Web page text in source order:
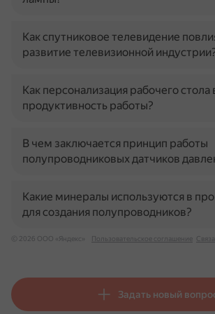
Как спутниковое телевидение
развитие телевизионной
Как персонализация рабочего стола
продуктивность работы?
В чем заключается принцип работы
полупроводниковых датчиков
Какие минералы используются в
для создания полупроводников?
© 2026 ООО «Яндекс» Пользовательское соглашение
Задать новый